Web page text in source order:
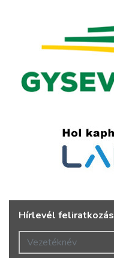
Hírlevél feliratkozás
Vezetéknév